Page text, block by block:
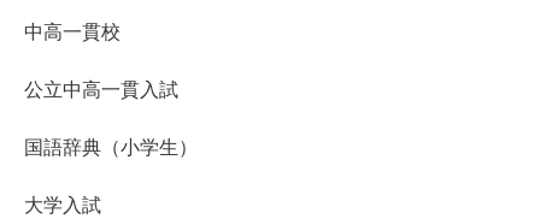
中高一貫校
公立中高一貫入試
国語辞典（小学生）
大学入試